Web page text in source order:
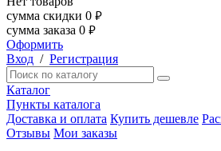
сумма скидки 0 руб.
сумма заказа 0 руб.
Оформить
Вход / Регистрация
Каталог
Пункты каталога
Доставка и оплата Купить дешевле
Отзывы Мои заказы